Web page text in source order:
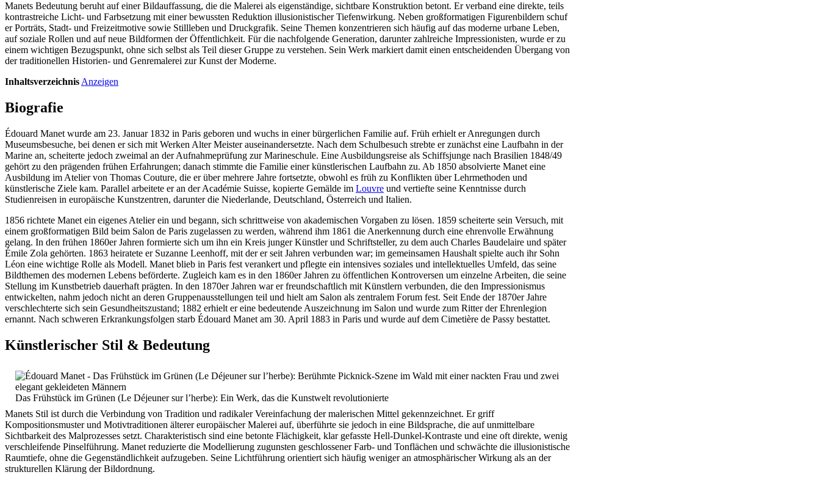
Manets Bedeutung beruht auf einer Bildauffassung, die die Malerei als eigenständige, sichtbare Konstruktion betont. Er verband eine direkte, teils
kontrastreiche Licht- und Farbsetzung mit einer bewussten Reduktion illusionistischer Tiefenwirkung. Neben großformatigen Figurenbildern schuf
er Porträts, Stadt- und Freizeitmotive sowie Stillleben und Druckgrafik. Seine Themen konzentrieren sich häufig auf das moderne urbane Leben,
auf soziale Rollen und auf neue Bildformen der Öffentlichkeit. Für die nachfolgende Generation, darunter zahlreiche Impressionisten, wurde er zu
einem wichtigen Bezugspunkt, ohne sich selbst als Teil dieser Gruppe zu verstehen. Sein Werk markiert damit einen entscheidenden Übergang von
der traditionellen Historien- und Genremalerei zur Kunst der Moderne.
Inhaltsverzeichnis Anzeigen
Biografie
Édouard Manet wurde am 23. Januar 1832 in Paris geboren und wuchs in einer bürgerlichen Familie auf. Früh erhielt er Anregungen durch
Museumsbesuche, bei denen er sich mit Werken Alter Meister auseinandersetzte. Nach dem Schulbesuch strebte er zunächst eine Laufbahn in der
Marine an, scheiterte jedoch zweimal an der Aufnahmeprüfung zur Marineschule. Eine Ausbildungsreise als Schiffsjunge nach Brasilien 1848/49
gehört zu den prägenden frühen Erfahrungen; danach stimmte die Familie einer künstlerischen Laufbahn zu. Ab 1850 absolvierte Manet eine
Ausbildung im Atelier von Thomas Couture, die er über mehrere Jahre fortsetzte, obwohl es früh zu Konflikten über Lehrmethoden und
künstlerische Ziele kam. Parallel arbeitete er an der Académie Suisse, kopierte Gemälde im Louvre und vertiefte seine Kenntnisse durch
Studienreisen in europäische Kunstzentren, darunter die Niederlande, Deutschland, Österreich und Italien.
1856 richtete Manet ein eigenes Atelier ein und begann, sich schrittweise von akademischen Vorgaben zu lösen. 1859 scheiterte sein Versuch, mit
einem großformatigen Bild beim Salon de Paris zugelassen zu werden, während ihm 1861 die Anerkennung durch eine ehrenvolle Erwähnung
gelang. In den frühen 1860er Jahren formierte sich um ihn ein Kreis junger Künstler und Schriftsteller, zu dem auch Charles Baudelaire und später
Émile Zola gehörten. 1863 heiratete er Suzanne Leenhoff, mit der er seit Jahren verbunden war; im gemeinsamen Haushalt spielte auch ihr Sohn
Léon eine wichtige Rolle als Modell. Manet blieb in Paris fest verankert und pflegte ein intensives soziales und intellektuelles Umfeld, das seine
Bildthemen des modernen Lebens beförderte. Zugleich kam es in den 1860er Jahren zu öffentlichen Kontroversen um einzelne Arbeiten, die seine
Stellung im Kunstbetrieb dauerhaft prägten. In den 1870er Jahren war er freundschaftlich mit Künstlern verbunden, die den Impressionismus
entwickelten, nahm jedoch nicht an deren Gruppenausstellungen teil und hielt am Salon als zentralem Forum fest. Seit Ende der 1870er Jahre
verschlechterte sich sein Gesundheitszustand; 1882 erhielt er eine bedeutende Auszeichnung im Salon und wurde zum Ritter der Ehrenlegion
ernannt. Nach schweren Erkrankungsfolgen starb Édouard Manet am 30. April 1883 in Paris und wurde auf dem Cimetière de Passy bestattet.
Künstlerischer Stil & Bedeutung
Das Frühstück im Grünen (Le Déjeuner sur l’herbe): Ein Werk, das die Kunstwelt revolutionierte
Manets Stil ist durch die Verbindung von Tradition und radikaler Vereinfachung der malerischen Mittel gekennzeichnet. Er griff
Kompositionsmuster und Motivtraditionen älterer europäischer Malerei auf, überführte sie jedoch in eine Bildsprache, die auf unmittelbare
Sichtbarkeit des Malprozesses setzt. Charakteristisch sind eine betonte Flächigkeit, klar gefasste Hell-Dunkel-Kontraste und eine oft direkte, wenig
verschleifende Pinselführung. Manet reduzierte die Modellierung zugunsten geschlossener Farb- und Tonflächen und schwächte die illusionistische
Raumtiefe, ohne die Gegenständlichkeit aufzugeben. Seine Lichtführung orientiert sich häufig weniger an atmosphärischer Wirkung als an der
strukturellen Klärung der Bildordnung.